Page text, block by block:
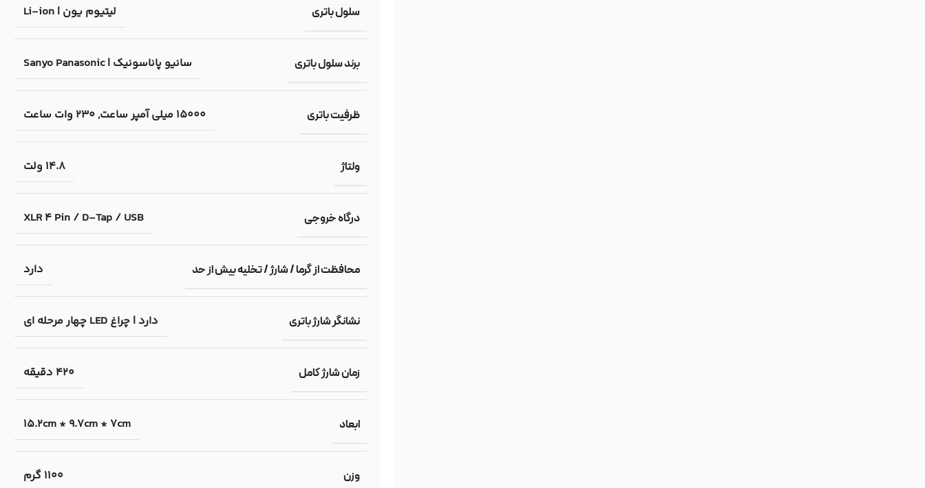
سلول باتری لیتیوم یون | Li-ion
برند سلول باتری سانیو پاناسونیک | Sanyo Panasonic
ظرفیت باتری 15000 میلی آمپر ساعت, 230 وات ساعت
ولتاژ 14.8 ولت
درگاه خروجی XLR 4 Pin / D-Tap / USB
محافظت از گرما / شارژ / تخلیه بیش از حد دارد
نشانگر شارژ باتری دارد | چراغ LED چهار مرحله ای
زمان شارژ کامل 420 دقیقه
ابعاد 15.2cm * 9.7cm * 7cm
وزن 1100 گرم